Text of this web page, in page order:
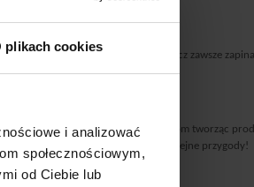
plikach cookies
i analizować
społecznościowym,
od Ciebie lub
Jednak należy pamiętać, aby smycz zawsze
wychodzi naprzeciw tym oczekiwaniom tworząc
je wyprać i znów są gotowe na kolejne przygody!